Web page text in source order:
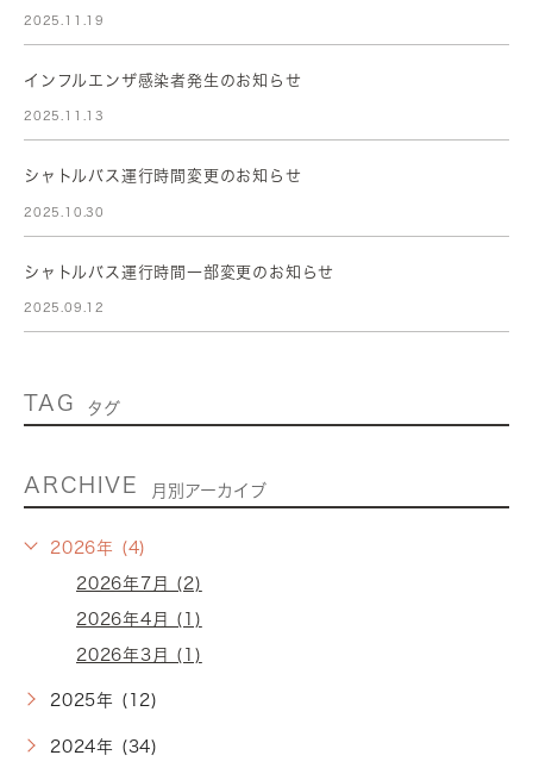
2025.11.19
インフルエンザ感染者発生のお知らせ
2025.11.13
シャトルバス運行時間変更のお知らせ
2025.10.30
シャトルバス運行時間一部変更のお知らせ
2025.09.12
TAG タグ
ARCHIVE 月別アーカイブ
2026年 (4)
2026年7月 (2)
2026年4月 (1)
2026年3月 (1)
2025年 (12)
2024年 (34)